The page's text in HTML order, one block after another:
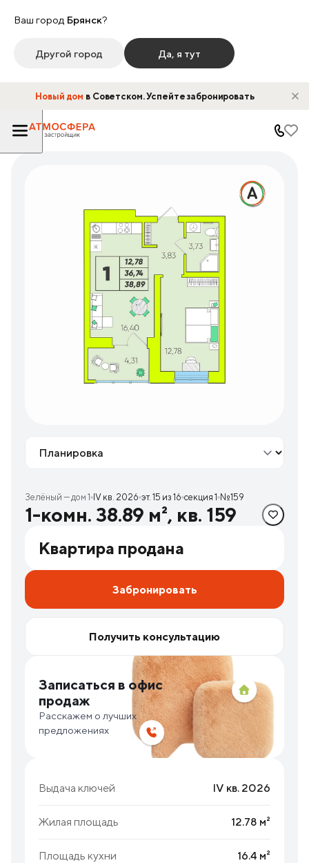
Ваш город Брянск?
Другой город Да, я тут
Новый дом в Советском. Успейте забронировать
Зелёный — дом 1 IV кв. 2026 эт. 15 из 16 секция 1 №159
1-комн. 38.89 м², кв. 159
Квартира продана
Забронировать
Получить консультацию
Записаться в офис
продаж
Расскажем о лучших
предложениях
Выдача ключей IV кв. 2026
Жилая площадь 12.78 м²
Площадь кухни 16.4 м²